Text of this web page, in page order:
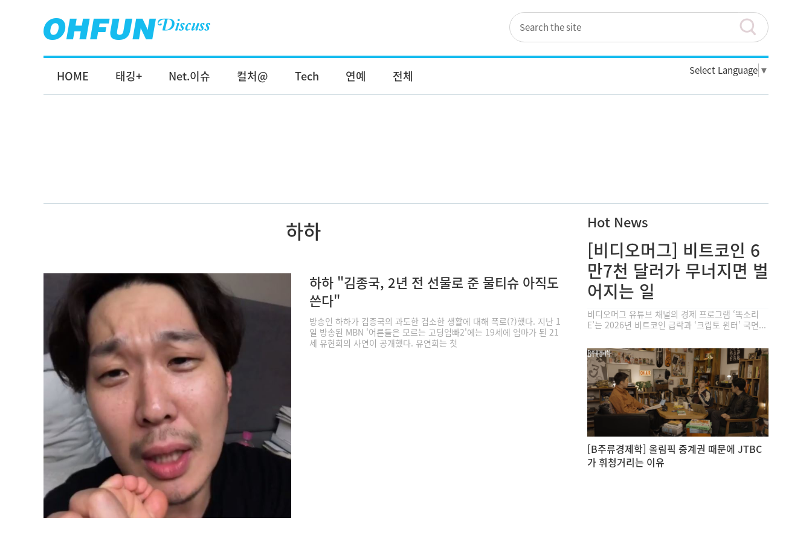
HOME 태깅+ Net.이슈 컬처@ Tech 연예 전체 Select Language ▼
하하
하하 "김종국, 2년 전 선물로 준 물티슈 아직도
쓴다"
방송인 하하가 김종국의 과도한 검소한 생활에 대해 폭로(?)했다. 지난 1
일 방송된 MBN '어른들은 모르는 고딩엄빠2'에는 19세에 엄마가 된 21
세 유현희의 사연이 공개했다. 유연희는 첫
Hot News
[비디오머그] 비트코인 6
만7천 달러가 무너지면 벌
어지는 일
비디오머그 유튜브 채널의 경제 프로그램 ‘똑소리
E’는 2026년 비트코인 급락과 ‘크립토 윈터’ 국면...
[B주류경제학] 올림픽 중계권 때문에 JTBC
가 휘청거리는 이유